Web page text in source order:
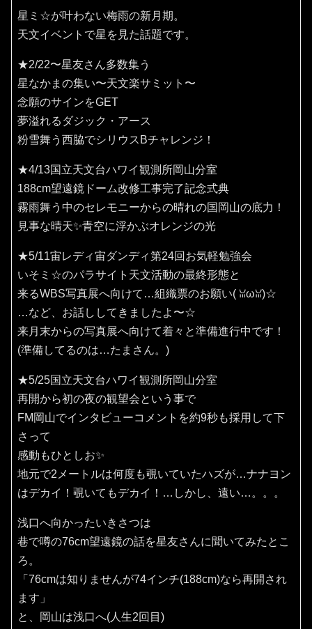
星ミ☆が叶わない梅雨の新月期。
天文イベントで星を見た話題です。
★2/22〜星友さん多数集う
星なかまの集い〜天文楽サミット〜
念願のサインをGET
夢溢れるダジック・アース
粉雪舞う西脇でシリウスBチャレンジ！
★4/13国立天文台ハワイ観測所岡山分室
188cm望遠鏡ドーム改修工事完了記念式典
霧雨舞う中のセレモニーからの晴れの国岡山の底力！
見事な晴天✨️青空に浮かぶオレンジの光
★5/11宙レディ宙ダンディ第24回お気軽勉強会
いそミ☆のパラサイト天文活動の最終形態と
来るWBS写真展へ向けて…組織票のお願い(⁠ ⁠ꈍ⁠ω⁠ꈍ⁠)☆
…など、お話ししてきましたよ〜☆
来月末からの写真展へ向けて着々と準備進行中です！
(準備してるのは…たまさん。)
★5/25国立天文台ハワイ観測所岡山分室
再開から初の夜の観望会という事で
FM岡山でインタビューコメントを約9秒も採用して下
さって
感動もひとしお✨️
地元で2メートルは何度も覗いていたハズが…ナナヨン
はデカイ！覗いてもデカイ！…しかし、遠い…。。。
浅口へ向かったいきさつは
巷で噂の76cm望遠鏡の話を星友さんに聞いてみたとこ
ろ。
「76cmは知りませんが74インチ(188cm)なら再開され
ます」
と、岡山は浅口へ(人生2回目)